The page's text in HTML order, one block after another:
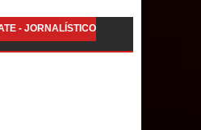
- JORNALÍSTICO